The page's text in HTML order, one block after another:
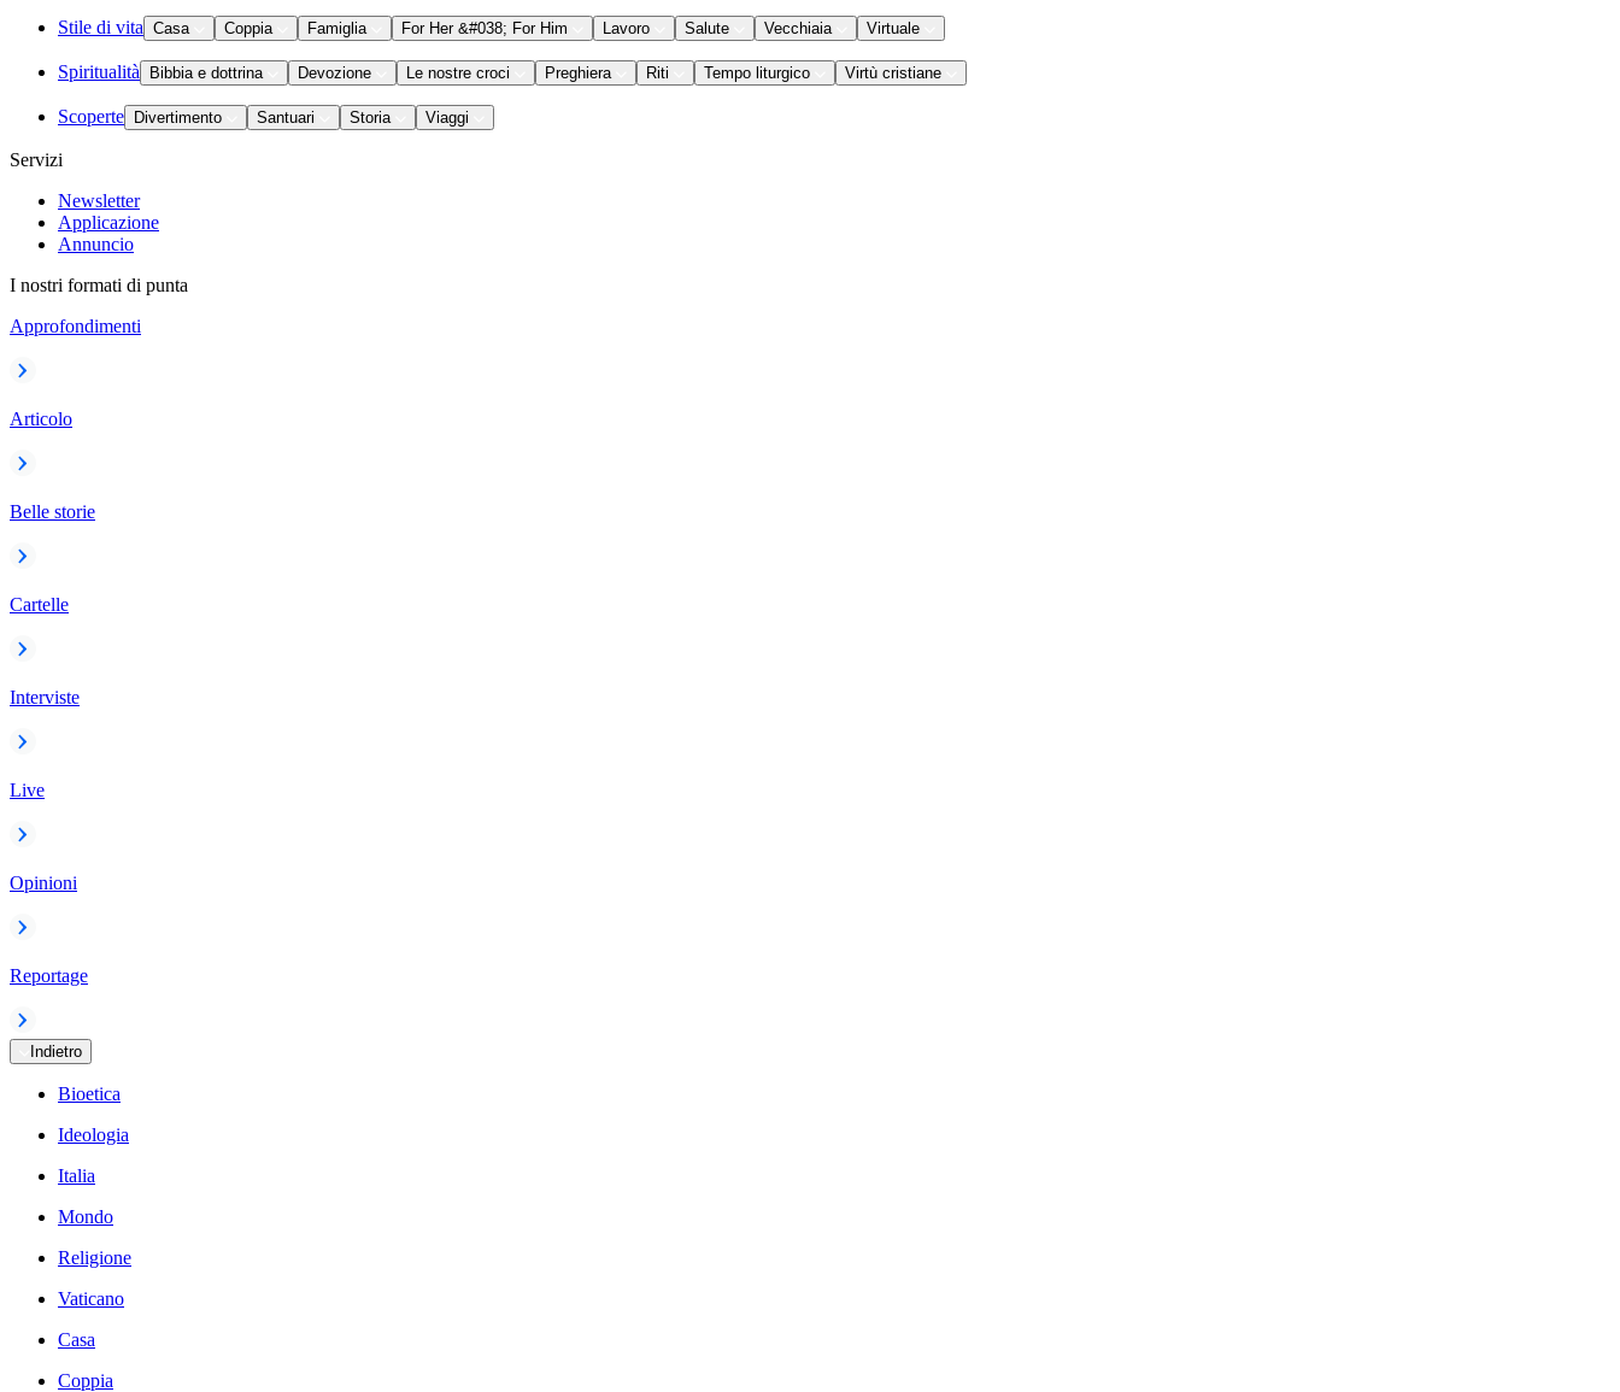
Stile di vita Casa Coppia Famiglia For Her &#038; For Him Lavoro Salute Vecchiaia Virtuale
Spiritualità Bibbia e dottrina Devozione Le nostre croci Preghiera Riti Tempo liturgico Virtù cristiane
Scoperte Divertimento Santuari Storia Viaggi
Servizi
Newsletter
Applicazione
Annuncio
I nostri formati di punta
Approfondimenti
Articolo
Belle storie
Cartelle
Interviste
Live
Opinioni
Reportage
Indietro
Bioetica
Ideologia
Italia
Mondo
Religione
Vaticano
Casa
Coppia